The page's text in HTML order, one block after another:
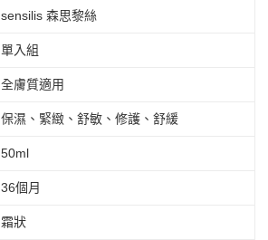
sensilis 森思黎絲
單入組
全膚質適用
保濕、緊緻、舒敏、修護、舒緩
50ml
36個月
霜狀